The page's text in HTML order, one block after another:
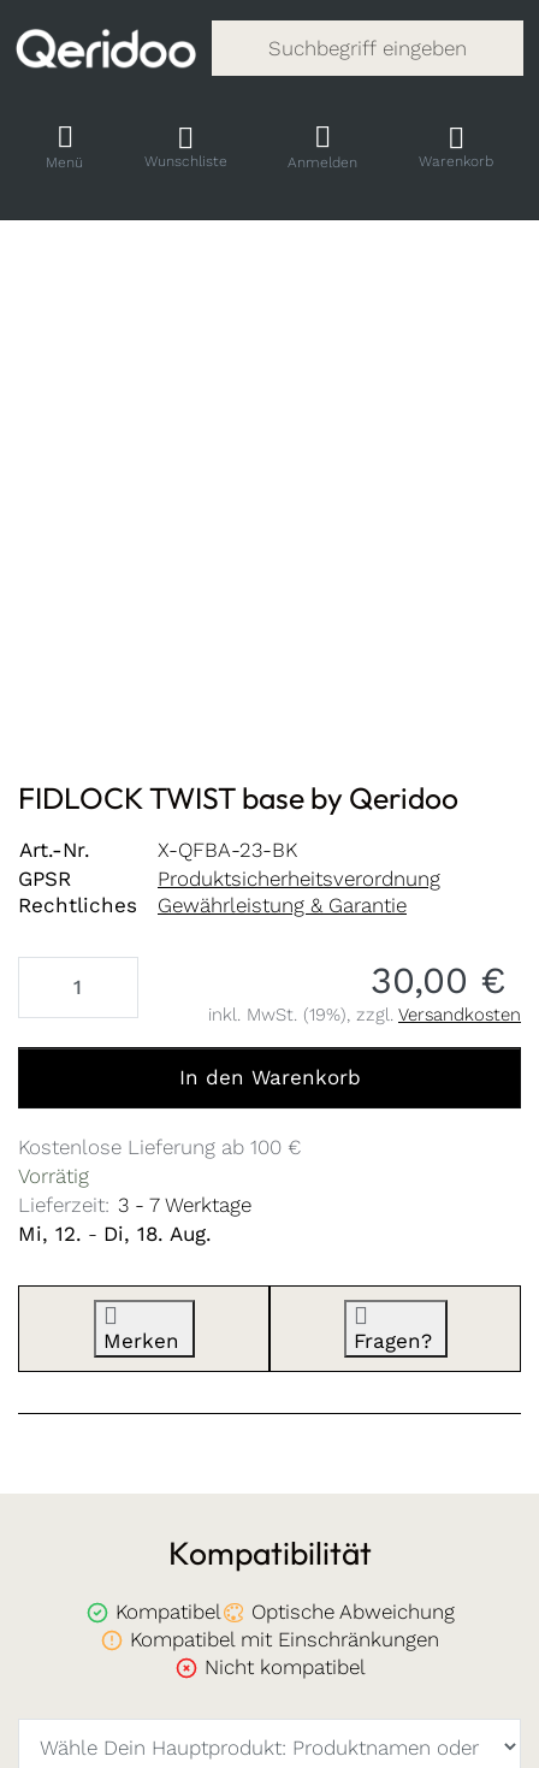
Menü Wunschliste Anmelden Warenkorb
FIDLOCK TWIST base by Qeridoo
Art.-Nr.
X-QFBA-23-BK
GPSR
Produktsicherheitsverordnung
Rechtliches
Gewährleistung & Garantie
30,00 €
inkl. MwSt. (19%), zzgl. Versandkosten
In den Warenkorb
Kostenlose Lieferung ab 100 €
Vorrätig
Lieferzeit: 3 - 7 Werktage
Mi, 12. - Di, 18. Aug.
Merken Fragen?
Kompatibilität
Kompatibel
Optische Abweichung
Kompatibel mit Einschränkungen
Nicht kompatibel